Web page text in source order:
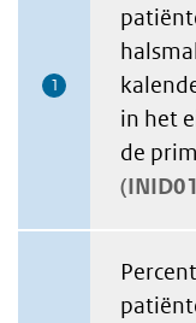
1
in het
de